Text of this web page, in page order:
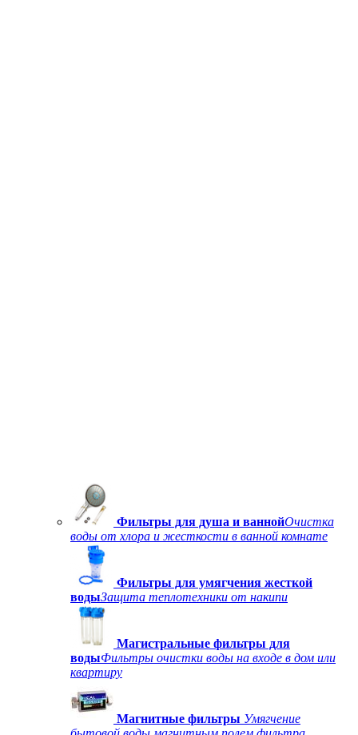
Фильтры для душа и ваннойОчистка
воды от хлора и жесткости в ванной комнате
Фильтры для умягчения жесткой
водыЗащита теплотехники от накипи
Магистральные фильтры для
водыФильтры очистки воды на входе в дом или
квартиру
Магнитные фильтры Умягчение